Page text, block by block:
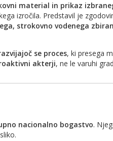
material in prikaz
izročila. Predstavil je
strokovno vodenega
se proces, ki presega
akterji, ne le varuhi
nacionalno bogastvo.